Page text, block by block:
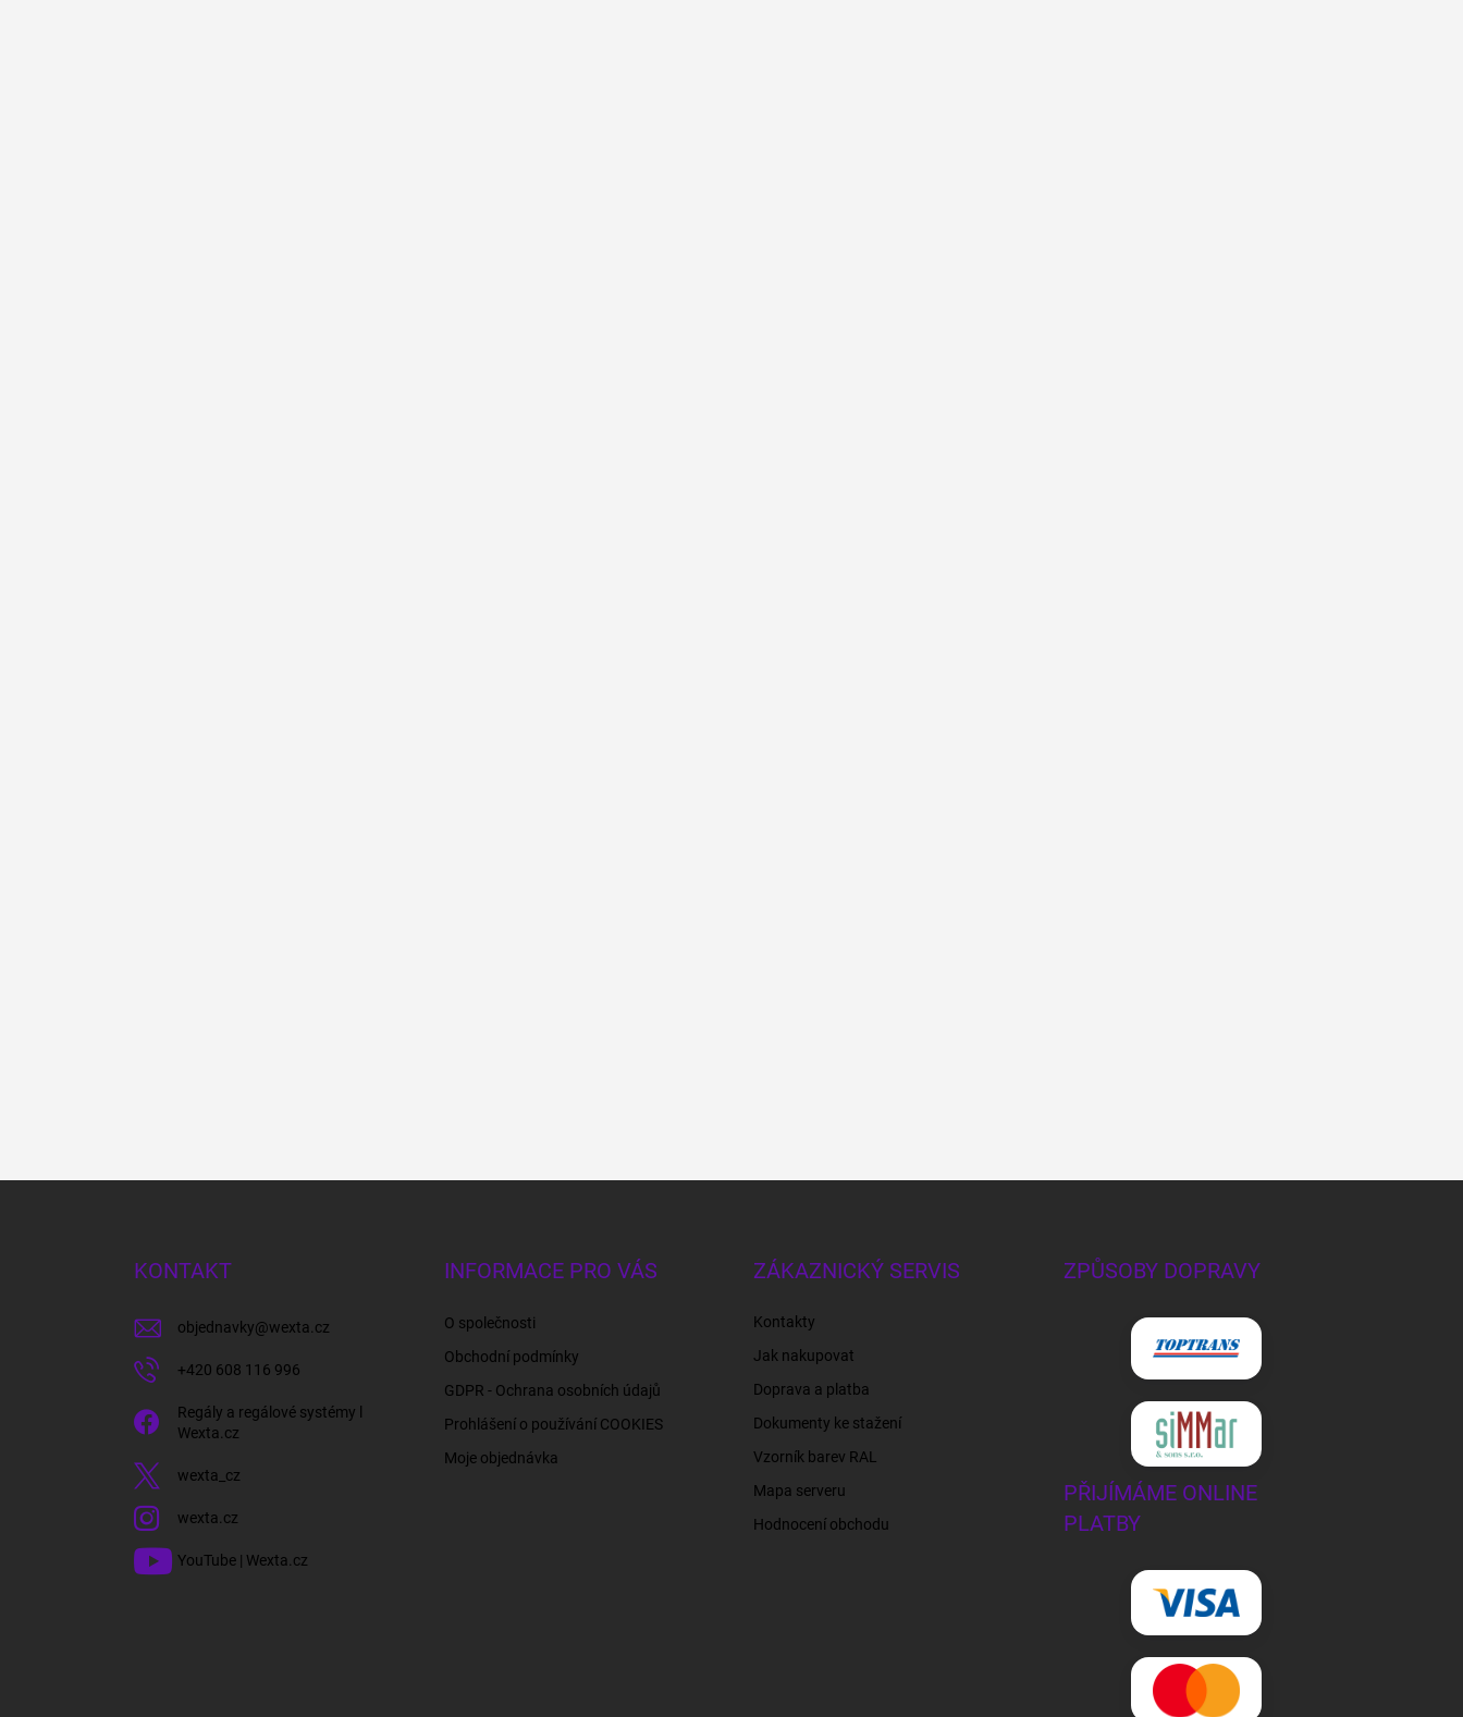
KONTAKT
objednavky@wexta.cz
+420 608 116 996
Regály a regálové systémy l
Wexta.cz
wexta_cz
wexta.cz
YouTube | Wexta.cz
INFORMACE PRO VÁS
O společnosti
Obchodní podmínky
GDPR - Ochrana osobních údajů
Prohlášení o používání COOKIES
Moje objednávka
ZÁKAZNICKÝ SERVIS
Kontakty
Jak nakupovat
Doprava a platba
Dokumenty ke stažení
Vzorník barev RAL
Mapa serveru
Hodnocení obchodu
ZPŮSOBY DOPRAVY
PŘIJÍMÁME ONLINE
PLATBY